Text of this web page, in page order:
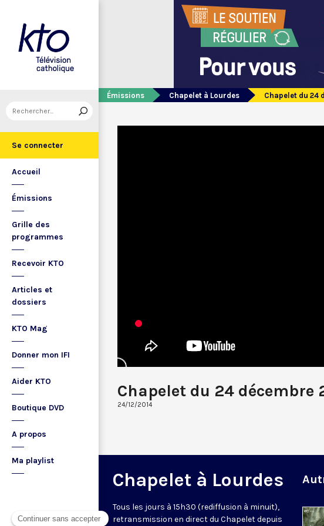
Se connecter
Accueil
Émissions
Grille des
programmes
Recevoir KTO
Articles et
dossiers
KTO Mag
Donner mon IFI
Aider KTO
Boutique DVD
A propos
Ma playlist
Émissions Chapelet à Lourdes Chapelet du 24
Chapelet du 24 décembre
24/12/2014
Chapelet à Lourdes
Tous les jours à 15h30 (rediffusion à minuit),
retransmission en direct du Chapelet depuis